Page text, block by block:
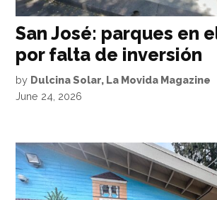
San José: parques en
por falta de inversión
by Dulcina Solar, La Movida Magazine
June 24, 2026